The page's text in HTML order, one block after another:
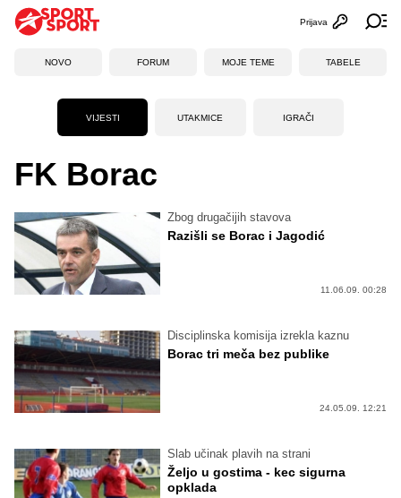
Otvori
Prijava
NOVO FORUM MOJE TEME TABELE
VIJESTI UTAKMICE IGRAČI
FK Borac
Zbog drugačijih stavova
Razišli se Borac i Jagodić
11.06.09. 00:28
Disciplinska komisija izrekla kaznu
Borac tri meča bez publike
24.05.09. 12:21
Slab učinak plavih na strani
Željo u gostima - kec sigurna
opklada